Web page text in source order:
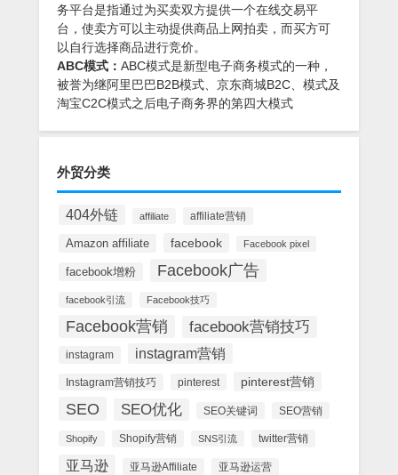
务平台是指通过为买卖双方提供一个在线交易平
台，使卖方可以主动提供商品上网拍卖，而买方可
以自行选择商品进行竞价。
ABC模式： ABC模式是新型电子商务模式的一种，
被誉为继阿里巴巴B2B模式、京东商城B2C、模式及
淘宝C2C模式之后电子商务界的第四大模式
外贸分类
404外链 affiliate affiliate营销
Amazon affiliate facebook Facebook pixel
facebook增粉 Facebook广告
facebook引流 Facebook技巧
Facebook营销 facebook营销技巧
instagram instagram营销
Instagram营销技巧 pinterest pinterest营销
SEO SEO优化 SEO关键词 SEO营销
Shopify Shopify营销 SNS引流 twitter营销
亚马逊 亚马逊Affiliate 亚马逊运营